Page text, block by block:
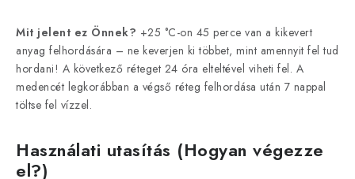
Mit jelent ez Önnek? +25 °C-on 45 perce van a kikevert
anyag felhordására – ne keverjen ki többet, mint amennyit fel tud
hordani! A következő réteget 24 óra elteltével viheti fel. A
medencét legkorábban a végső réteg felhordása után 7 nappal
töltse fel vízzel.
Használati utasítás (Hogyan végezze
el?)